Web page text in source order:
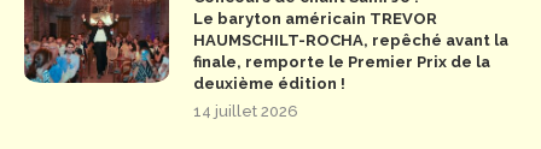
Le baryton américain TREVOR
HAUMSCHILT-ROCHA, repêché avant la
finale, remporte le Premier Prix de la
deuxième édition !
14 juillet 2026